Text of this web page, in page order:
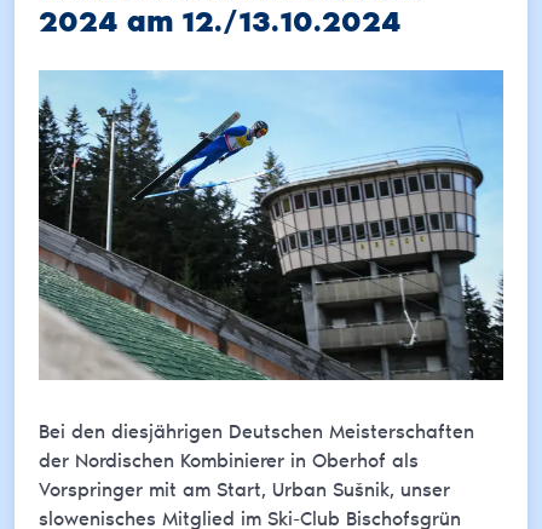
2024 am 12./13.10.2024
Bei den diesjährigen Deutschen Meisterschaften
der Nordischen Kombinierer in Oberhof als
Vorspringer mit am Start, Urban Sušnik, unser
slowenisches Mitglied im Ski-Club Bischofsgrün